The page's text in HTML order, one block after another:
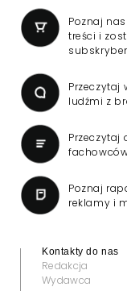
Poznaj
treści i
Przeczytaj
ludźmi z
Przeczytaj
Poznaj
reklamy i
Kontakty do nas
Redakcja
Wydawca